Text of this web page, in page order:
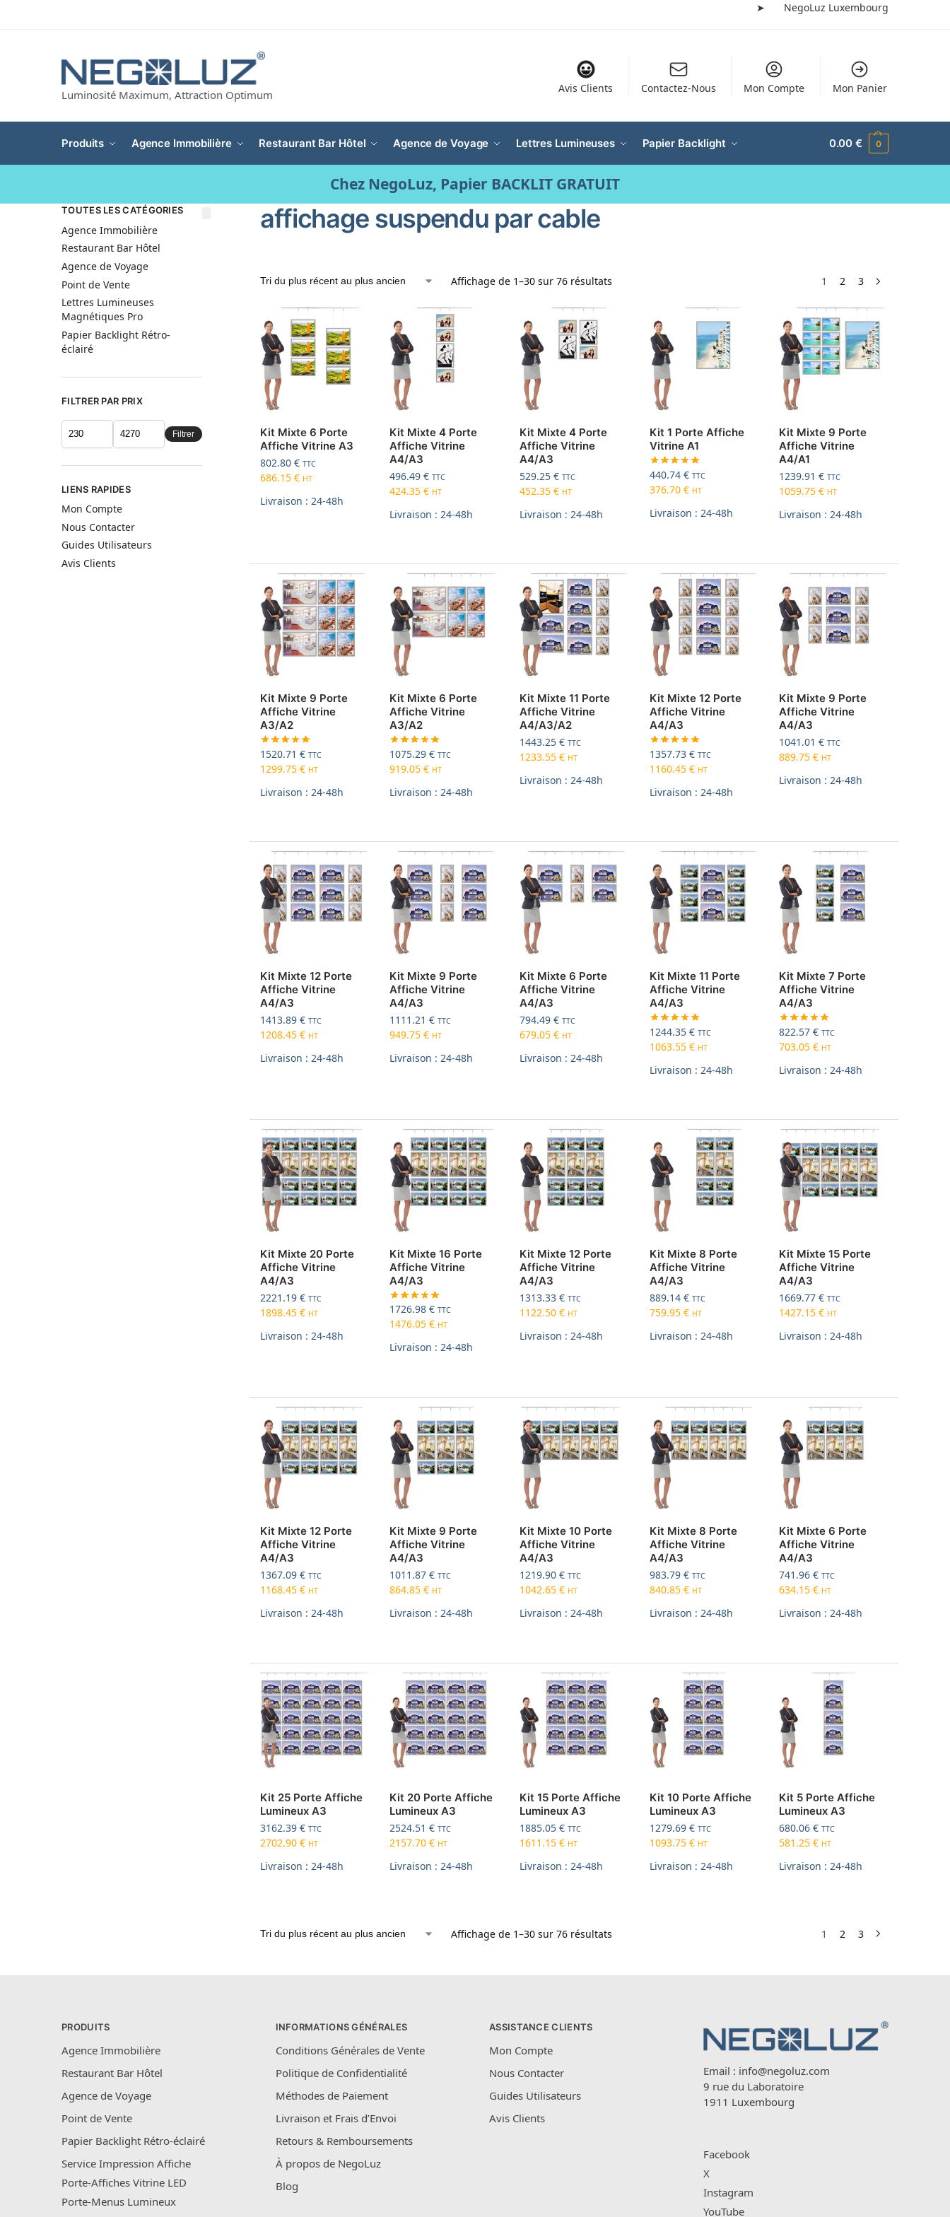
➤ NegoLuz Luxembourg
Luminosité Maximum, Attraction Optimum
Avis Clients Contactez-Nous Mon Compte Mon Panier
Produits Agence Immobilière Restaurant Bar Hôtel Agence de Voyage Lettres Lumineuses Papier Backlight 0.00€ 0
Chez NegoLuz, Papier BACKLIT GRATUIT
affichage suspendu par cable
Affichage de 1–30 sur 76 résultats 1 2 3
Kit Mixte 6 Porte
Affiche Vitrine A3
802.80 € TTC
686.15 € HT
Livraison : 24-48h
Kit Mixte 4 Porte
Affiche Vitrine
A4/A3
496.49€ TTC
424.35€ HT
Livraison : 24-48h
Kit Mixte 4 Porte
Affiche Vitrine
A4/A3
529.25€ TTC
452.35€ HT
Livraison : 24-48h
Kit 1 Porte Affiche
Vitrine A1
440.74 € TTC
376.70 € HT
Livraison : 24-48h
Kit Mixte 9 Porte
Affiche Vitrine
A4/A1
1239.91€ TTC
1059.75€ HT
Livraison : 24-48h
Kit Mixte 9 Porte
Affiche Vitrine
A3/A2
1520.71 € TTC
1299.75 € HT
Livraison : 24-48h
Kit Mixte 6 Porte
Affiche Vitrine
A3/A2
1075.29€ TTC
919.05€ HT
Livraison : 24-48h
Kit Mixte 11 Porte
Affiche Vitrine
A4/A3/A2
1443.25€ TTC
1233.55€ HT
Livraison : 24-48h
Kit Mixte 12 Porte
Affiche Vitrine
A4/A3
1357.73 € TTC
1160.45 € HT
Livraison : 24-48h
Kit Mixte 9 Porte
Affiche Vitrine
A4/A3
1041.01€ TTC
889.75€ HT
Livraison : 24-48h
Kit Mixte 12 Porte
Affiche Vitrine
A4/A3
1413.89 € TTC
1208.45 € HT
Livraison : 24-48h
Kit Mixte 9 Porte
Affiche Vitrine
A4/A3
1111.21€ TTC
949.75€ HT
Livraison : 24-48h
Kit Mixte 6 Porte
Affiche Vitrine
A4/A3
794.49€ TTC
679.05€ HT
Livraison : 24-48h
Kit Mixte 11 Porte
Affiche Vitrine
A4/A3
1244.35 € TTC
1063.55 € HT
Livraison : 24-48h
Kit Mixte 7 Porte
Affiche Vitrine
A4/A3
822.57€ TTC
703.05€ HT
Livraison : 24-48h
Kit Mixte 20 Porte
Affiche Vitrine
A4/A3
2221.19 € TTC
1898.45 € HT
Livraison : 24-48h
Kit Mixte 16 Porte
Affiche Vitrine
A4/A3
1726.98€ TTC
1476.05€ HT
Livraison : 24-48h
Kit Mixte 12 Porte
Affiche Vitrine
A4/A3
1313.33€ TTC
1122.50€ HT
Livraison : 24-48h
Kit Mixte 8 Porte
Affiche Vitrine
A4/A3
889.14 € TTC
759.95 € HT
Livraison : 24-48h
Kit Mixte 15 Porte
Affiche Vitrine
A4/A3
1669.77€ TTC
1427.15€ HT
Livraison : 24-48h
Kit Mixte 12 Porte
Affiche Vitrine
A4/A3
1367.09 € TTC
1168.45 € HT
Livraison : 24-48h
Kit Mixte 9 Porte
Affiche Vitrine
A4/A3
1011.87€ TTC
864.85€ HT
Livraison : 24-48h
Kit Mixte 10 Porte
Affiche Vitrine
A4/A3
1219.90€ TTC
1042.65€ HT
Livraison : 24-48h
Kit Mixte 8 Porte
Affiche Vitrine
A4/A3
983.79 € TTC
840.85 € HT
Livraison : 24-48h
Kit Mixte 6 Porte
Affiche Vitrine
A4/A3
741.96€ TTC
634.15€ HT
Livraison : 24-48h
Kit 25 Porte Affiche
Lumineux A3
3162.39 € TTC
2702.90 € HT
Livraison : 24-48h
Kit 20 Porte Affiche
Lumineux A3
2524.51€ TTC
2157.70€ HT
Livraison : 24-48h
Kit 15 Porte Affiche
Lumineux A3
1885.05€ TTC
1611.15€ HT
Livraison : 24-48h
Kit 10 Porte Affiche
Lumineux A3
1279.69 € TTC
1093.75 € HT
Livraison : 24-48h
Kit 5 Porte Affiche
Lumineux A3
680.06€ TTC
581.25€ HT
Livraison : 24-48h
Affichage de 1–30 sur 76 résultats 1 2 3
TOUTES LES CATÉGORIES
Agence Immobilière
Restaurant Bar Hôtel
Agence de Voyage
Point de Vente
Lettres Lumineuses
Magnétiques Pro
Papier Backlight Rétro-
éclairé
FILTRER PAR PRIX
Filtrer
LIENS RAPIDES
Mon Compte
Nous Contacter
Guides Utilisateurs
Avis Clients
PRODUITS
Agence Immobilière
Restaurant Bar Hôtel
Agence de Voyage
Point de Vente
Papier Backlight Rétro-éclairé
Service Impression Affiche
Porte-Affiches Vitrine LED
Porte-Menus Lumineux
INFORMATIONS GÉNÉRALES
Conditions Générales de Vente
Politique de Confidentialité
Méthodes de Paiement
Livraison et Frais d’Envoi
Retours & Remboursements
À propos de NegoLuz
Blog
ASSISTANCE CLIENTS
Mon Compte
Nous Contacter
Guides Utilisateurs
Avis Clients
Email : info@negoluz.com
9 rue du Laboratoire
1911 Luxembourg
Facebook
X
Instagram
YouTube